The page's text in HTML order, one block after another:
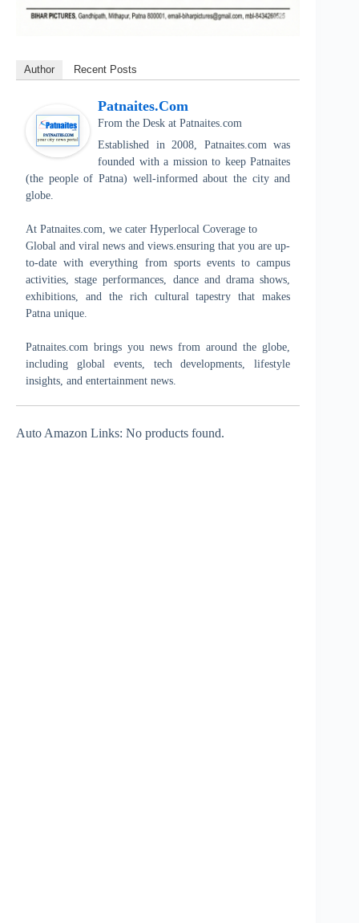
Author Recent Posts
Patnaites.com
From the Desk at Patnaites.com
Established in 2008, Patnaites.com was
founded with a mission to keep Patnaites
(the people of Patna) well-informed about the city and
globe.
At Patnaites.com, we cater Hyperlocal Coverage to
Global and viral news and views.ensuring that you are up-
to-date with everything from sports events to campus
activities, stage performances, dance and drama shows,
exhibitions, and the rich cultural tapestry that makes
Patna unique.
Patnaites.com brings you news from around the globe,
including global events, tech developments, lifestyle
insights, and entertainment news.
Auto Amazon Links: No products found.